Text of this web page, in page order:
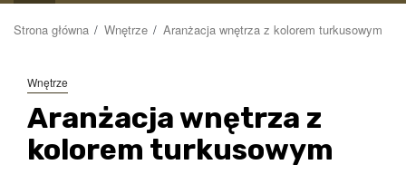
główne
Strona główna Wnętrze Aranżacja wnętrza z kolorem turkusowym
Wnętrze
Aranżacja wnętrza z
kolorem turkusowym